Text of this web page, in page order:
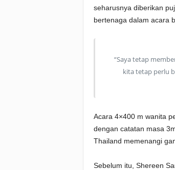
seharusnya diberikan
bertenaga dalam acara
“Saya tetap
kita tetap perlu
Acara 4×400 m wanita
dengan catatan masa
Thailand memenangi
Sebelum itu, Shereen